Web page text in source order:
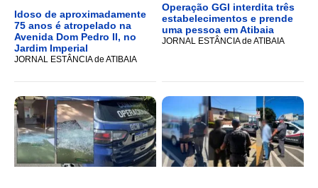
Idoso de aproximadamente
75 anos é atropelado na
Avenida Dom Pedro II, no
Jardim Imperial
JORNAL ESTÂNCIA de ATIBAIA
Operação GGI interdita três
estabelecimentos e prende
uma pessoa em Atibaia
JORNAL ESTÂNCIA de ATIBAIA